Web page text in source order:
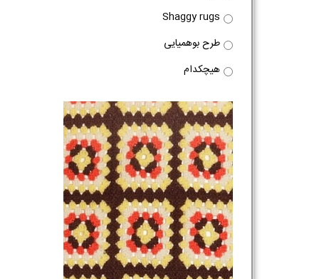
Shaggy rugs
طرح بوهمیایی
هیچکدام